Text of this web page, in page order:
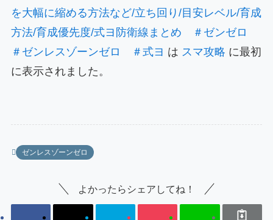
を大幅に縮める方法など/立ち回り/目安レベル/育成
方法/育成優先度/式ヨ防衛線まとめ ＃ゼンゼロ
＃ゼンレスゾーンゼロ ＃式ヨ は スマ攻略 に最初
に表示されました。
ゼンレスゾーンゼロ
よかったらシェアしてね！